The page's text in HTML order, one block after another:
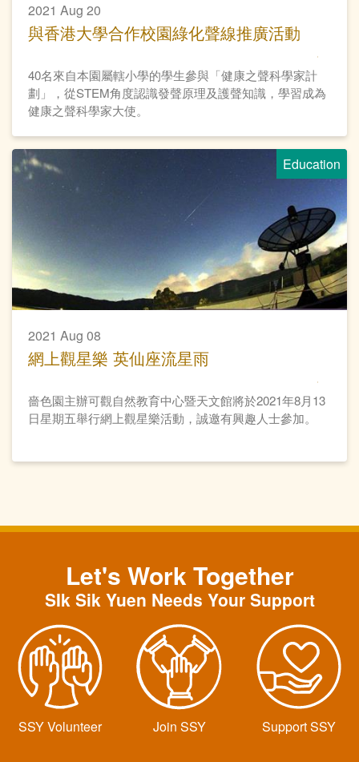
2021 Aug 20
與香港大學合作校園綠化聲線推廣活動
40名來自本園屬轄小學的學生參與「健康之聲科學家計
劃」，從STEM角度認識發聲原理及護聲知識，學習成為
健康之聲科學家大使。
Education
2021 Aug 08
網上觀星樂 英仙座流星雨
嗇色園主辦可觀自然教育中心暨天文館將於2021年8月13
日星期五舉行網上觀星樂活動，誠邀有興趣人士參加。
Let's Work Together
SIk Sik Yuen Needs Your Support
SSY Volunteer Join SSY Support SSY